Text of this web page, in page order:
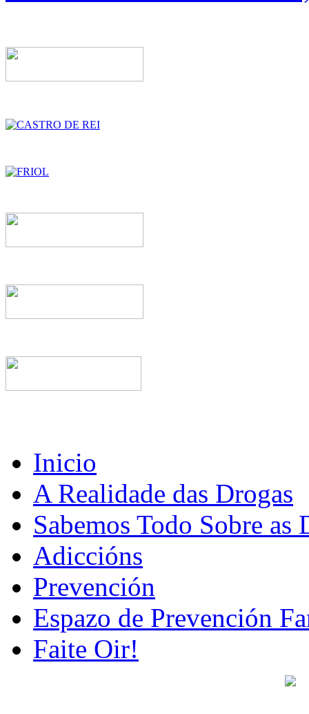
Inicio
A Realidade das Drogas
Sabemos Todo Sobre as
Adiccións
Prevención
Espazo de Prevención
Faite Oir!